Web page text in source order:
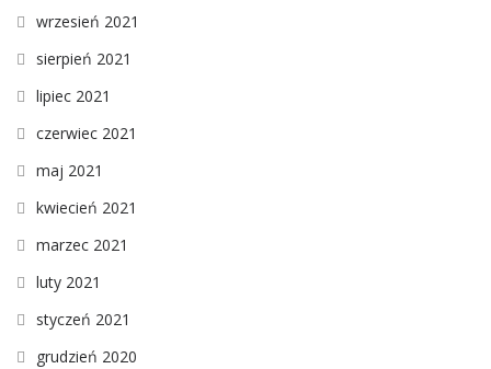
wrzesień 2021
sierpień 2021
lipiec 2021
czerwiec 2021
maj 2021
kwiecień 2021
marzec 2021
luty 2021
styczeń 2021
grudzień 2020